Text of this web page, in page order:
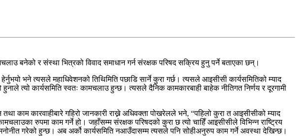
बनेको र संस्था भित्रको विवाद समाधान गर्न संरक्षक परिषद सक्रिय हुनु पर्ने बताएका छन्।
भने त्यसले महाधिवेशनको तिथिमिति पछाडि सार्ने कुरा गर्छ। त्यसले आइसीसी कार्यसमितिको म्याद
त्यो कार्यसमिति स्वतः कामचलाउ हुन्छ। त्यसले दैनिक कामकारबाही बाहेक नीतिगत निर्णय र दूरगामी
काम कारवाहीबारे गहिरो जानकारी राख्ने अधिवक्ता पोखरेलले भने, “पहिलो कुरा त आइसीसीको म्याद
रुपमा काम गर्ने हो। जहाँसम्म संरक्षक परिषदको कुरा छ त्यो चाहिँ आइसीसीले विभिन्न राष्ट्रिय
गरेको हुन्छ। अब अर्को कार्यसमिति नआउँदासम्म त्यसले पनि सोहीअनुरुप काम गर्ने अवस्था देखिन्छ।